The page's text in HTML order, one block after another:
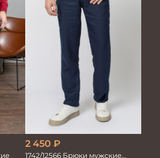
2 450 ₽
1742/12566 Брюки мужские